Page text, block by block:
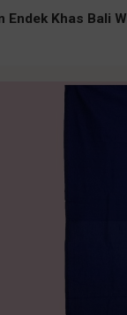
Endek Khas Bali